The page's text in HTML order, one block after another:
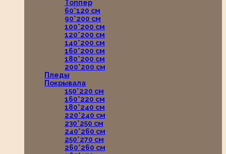
Топпер
60*120 см
90*200 см
100*200 см
120*200 см
140*200 см
160*200 см
180*200 см
200*200 см
Пледы
Покрывала
150*220 см
160*220 см
180*240 см
220*240 см
230*250 см
240*260 см
250*270 см
260*260 см